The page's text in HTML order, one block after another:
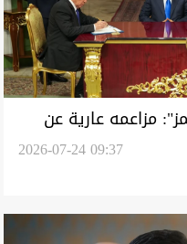
مزاعمه عارية عن
2026-07-24 09:37